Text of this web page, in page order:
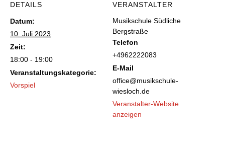
DETAILS
Datum:
10. Juli 2023
Zeit:
18:00 - 19:00
Veranstaltungskategorie:
Vorspiel
VERANSTALTER
Musikschule Südliche
Bergstraße
Telefon
+4962222083
E-Mail
office@musikschule-
wiesloch.de
Veranstalter-Website
anzeigen